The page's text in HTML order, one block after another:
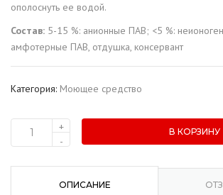
ополоснуть ее водой.
Состав: 5-15 %: анионные ПАВ; <5 %:
амфотерные ПАВ, отдушка, консервант
Категория: Моющее средство
Количество
Средство
+
-
В КОРЗИНУ
ОПИСАНИЕ